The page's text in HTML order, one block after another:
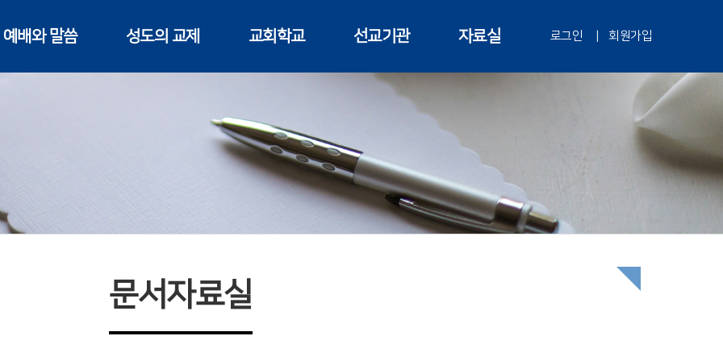
예배와 말씀 성도의 교제 교회학교 선교기관 자료실 로그인 회원가입
문서자료실